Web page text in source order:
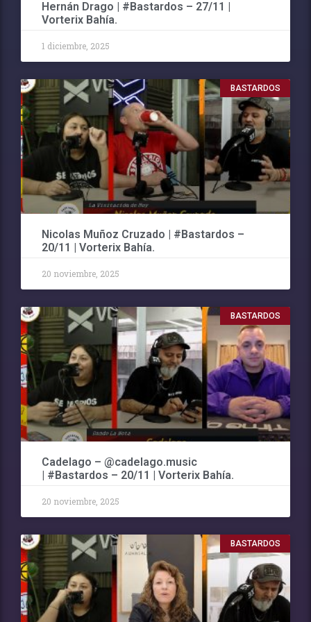
Hernán Drago | #Bastardos – 27/11 |
Vorterix Bahía.
1 diciembre, 2025
BASTARDOS
Nicolas Muñoz Cruzado | #Bastardos –
20/11 | Vorterix Bahía.
20 noviembre, 2025
BASTARDOS
Cadelago – @cadelago.music
| #Bastardos – 20/11 | Vorterix Bahía.
20 noviembre, 2025
BASTARDOS